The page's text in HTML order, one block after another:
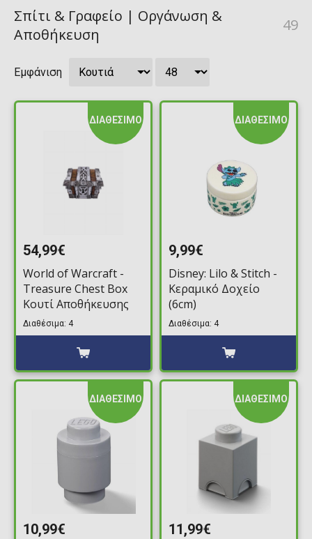
Σπίτι & Γραφείο | Οργάνωση &
Αποθήκευση
49
Εμφάνιση
ΔΙΑΘΕΣΙΜΟ
54,99€
World of Warcraft -
Treasure Chest Box
Κουτί Αποθήκευσης
Διαθέσιμα: 4
ΔΙΑΘΕΣΙΜΟ
9,99€
Disney: Lilo & Stitch -
Κεραμικό Δοχείο
(6cm)
Διαθέσιμα: 4
ΔΙΑΘΕΣΙΜΟ
10,99€
ΔΙΑΘΕΣΙΜΟ
11,99€